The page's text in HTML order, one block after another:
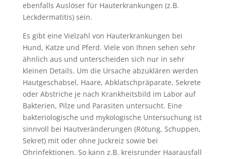
ebenfalls Auslöser für Hauterkrankungen (z.B.
Leckdermatitis) sein.
Es gibt eine Vielzahl von Hauterkrankungen bei
Hund, Katze und Pferd. Viele von Ihnen sehen sehr
ähnlich aus und unterscheiden sich nur in sehr
kleinen Details. Um die Ursache abzuklären werden
Hautgeschabsel, Haare, Abklatschpräparate, Sekrete
oder Abstriche je nach Krankheitsbild im Labor auf
Bakterien, Pilze und Parasiten untersucht. Eine
bakteriologische und mykologische Untersuchung ist
sinnvoll bei Hautveränderungen (Rötung, Schuppen,
Sekret) mit oder ohne Juckreiz sowie bei
Ohrinfektionen. So kann z.B. kreisrunder Haarausfall